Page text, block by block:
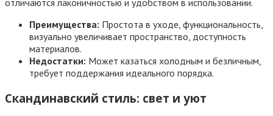
отличаются лаконичностью и удобством в использовании.
Преимущества: Простота в уходе, функциональность,
визуально увеличивает пространство, доступность
материалов.
Недостатки: Может казаться холодным и безличным,
требует поддержания идеального порядка.
Скандинавский стиль: свет и уют